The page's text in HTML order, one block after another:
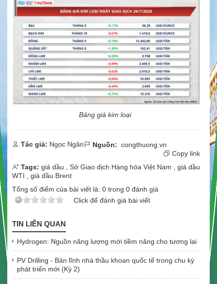
Bảng giá kim loại
Tác giả: Ngọc Ngân Nguồn: congthuong.vn
Copy link
Tags: giá dầu , Sở Giao dịch Hàng hóa Việt Nam , giá dầu
WTI , giá dầu Brent
Tổng số điểm của bài viết là: 0 trong 0 đánh giá
Click để đánh giá bài viết
TIN LIÊN QUAN
Hydrogen: Nguồn năng lượng mới tiềm năng cho tương lai
PV Drilling - Bản lĩnh nhà thầu khoan quốc tế trong chu kỳ
phát triển mới (Kỳ 2)